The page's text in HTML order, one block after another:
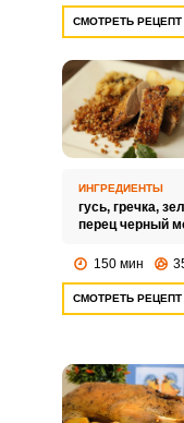
СМОТРЕТЬ РЕЦЕПТ
ИНГРЕДИЕНТЫ
гусь, гречка,
перец черный
150 мин
СМОТРЕТЬ РЕЦЕПТ